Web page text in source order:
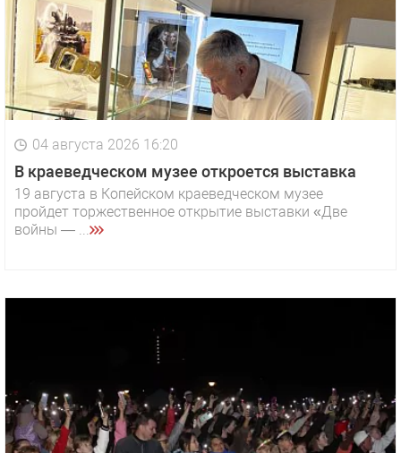
04 августа 2026 16:20
В краеведческом музее откроется выставка
19 августа в Копейском краеведческом музее
пройдет торжественное открытие выставки «Две
войны — ...